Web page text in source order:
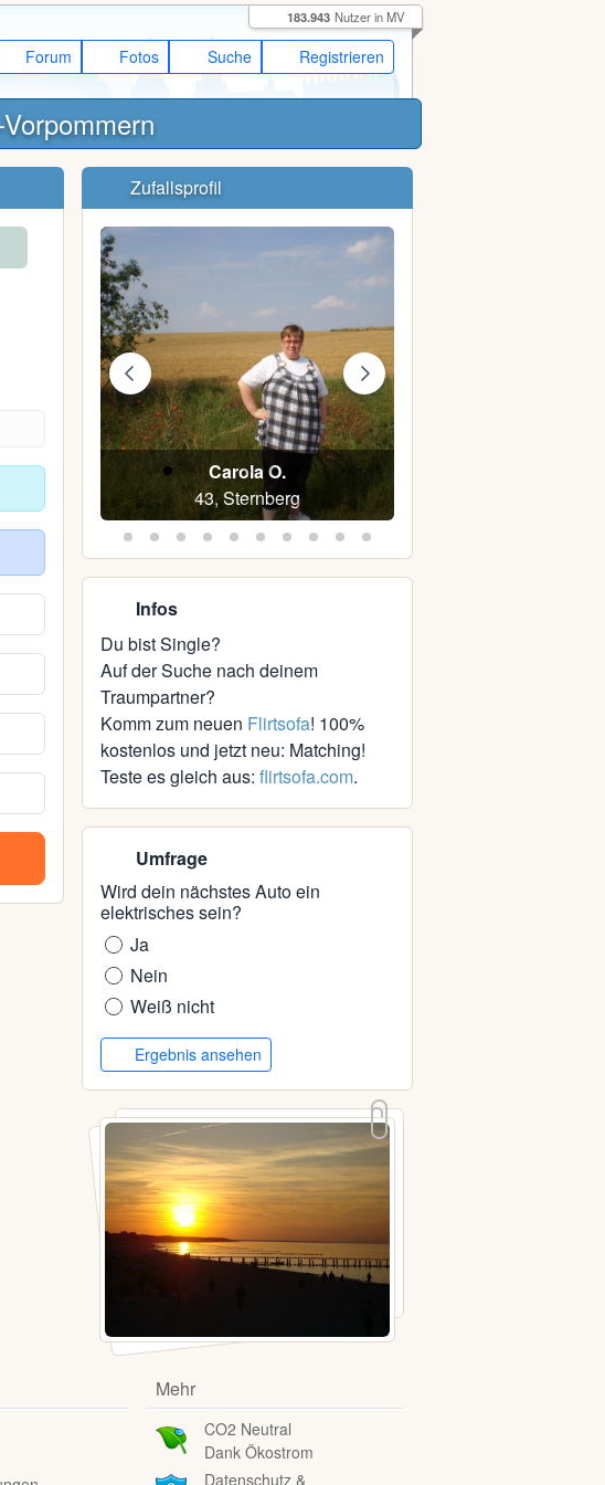
Forum Fotos Suche Registrieren
183.943 Nutzer in MV
Zufallsprofil
Carola O.
43, Sternberg
Infos
Du bist Single?
Auf der Suche nach deinem
Traumpartner?
Komm zum neuen Flirtsofa! 100%
kostenlos und jetzt neu: Matching!
Teste es gleich aus: flirtsofa.com.
Umfrage
Wird dein nächstes Auto ein
elektrisches sein?
Ja
Nein
Weiß nicht
Ergebnis ansehen
Mehr
CO2 Neutral
Dank Ökostrom
Datenschutz &